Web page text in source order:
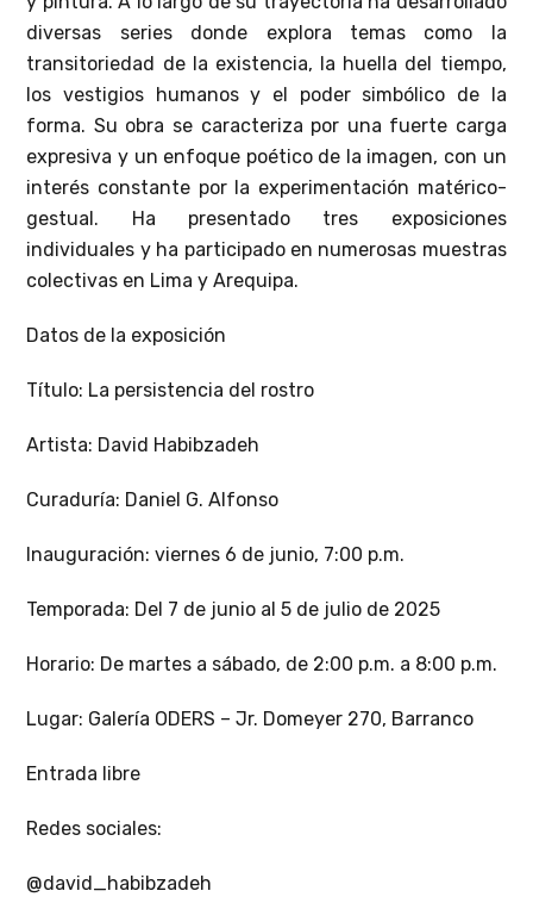
diversas series donde explora temas como la
transitoriedad de la existencia, la huella del tiempo,
los vestigios humanos y el poder simbólico de la
forma. Su obra se caracteriza por una fuerte carga
expresiva y un enfoque poético de la imagen, con un
interés constante por la experimentación matérico-
gestual. Ha presentado tres exposiciones
individuales y ha participado en numerosas muestras
colectivas en Lima y Arequipa.
Datos de la exposición
Título: La persistencia del rostro
Artista: David Habibzadeh
Curaduría: Daniel G. Alfonso
Inauguración: viernes 6 de junio, 7:00 p.m.
Temporada: Del 7 de junio al 5 de julio de 2025
Horario: De martes a sábado, de 2:00 p.m. a 8:00 p.m.
Lugar: Galería ODERS – Jr. Domeyer 270, Barranco
Entrada libre
Redes sociales:
@david_habibzadeh